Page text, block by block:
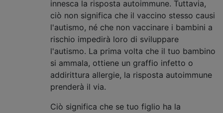
innesca la risposta autoimmune. Tuttavia,
ciò non significa che il vaccino stesso causi
l'autismo, né che non vaccinare i bambini a
rischio impedirà loro di sviluppare
l'autismo. La prima volta che il tuo bambino
si ammala, ottiene un graffio infetto o
addirittura allergie, la risposta autoimmune
prenderà il via.
Ciò significa che se tuo figlio ha la